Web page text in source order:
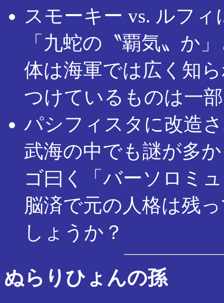
スモーキー vs. ルフ
「九蛇の〝覇気〟か
体は海軍では広く知
つけているものは一
パシフィスタに改造
武海の中でも謎が多
ゴ曰く「バーソロミ
脳済で元の人格は残
しょうか？
ぬらりひょんの孫